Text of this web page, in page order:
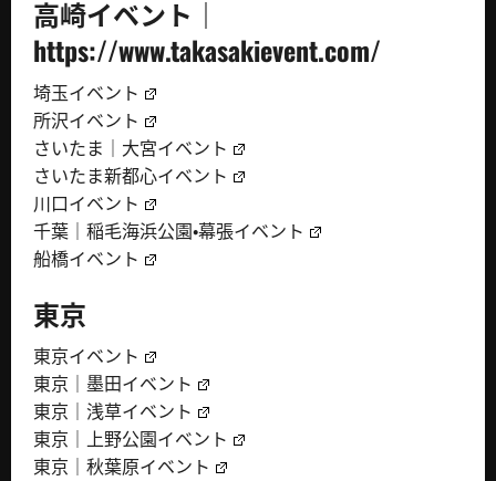
高崎イベント｜
https://www.takasakievent.com/
埼玉イベント
所沢イベント
さいたま｜大宮イベント
さいたま新都心イベント
川口イベント
千葉｜稲毛海浜公園・幕張イベント
船橋イベント
東京
東京イベント
東京｜墨田イベント
東京｜浅草イベント
東京｜上野公園イベント
東京｜秋葉原イベント